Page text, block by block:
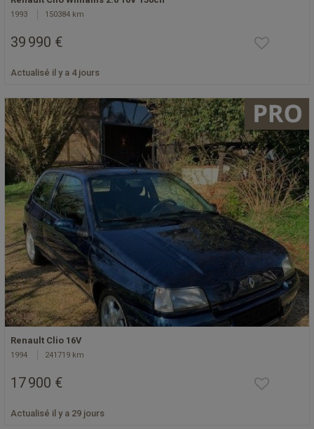
1993 150384 km
39 990 €
Actualisé il y a 4 jours
Renault Clio 16V
1994 241719 km
17 900 €
Actualisé il y a 29 jours